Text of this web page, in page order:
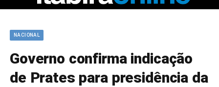
NACIONAL
Governo confirma indicação
de Prates para presidência da